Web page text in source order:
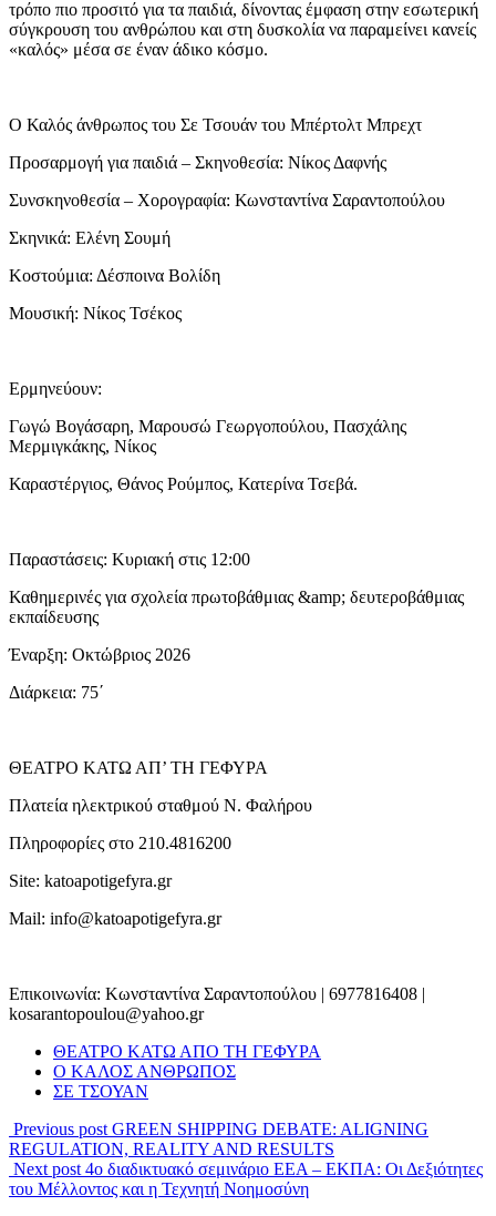
τρόπο πιο προσιτό για τα παιδιά, δίνοντας έμφαση στην εσωτερική
σύγκρουση του ανθρώπου και στη δυσκολία να παραμείνει κανείς
«καλός» μέσα σε έναν άδικο κόσμο.
Ο Καλός άνθρωπος του Σε Τσουάν του Μπέρτολτ Μπρεχτ
Προσαρμογή για παιδιά – Σκηνοθεσία: Νίκος Δαφνής
Συνσκηνοθεσία – Χορογραφία: Κωνσταντίνα Σαραντοπούλου
Σκηνικά: Ελένη Σουμή
Κοστούμια: Δέσποινα Βολίδη
Μουσική: Νίκος Τσέκος
Ερμηνεύουν:
Γωγώ Βογάσαρη, Μαρουσώ Γεωργοπούλου, Πασχάλης
Μερμιγκάκης, Νίκος
Καραστέργιος, Θάνος Ρούμπος, Κατερίνα Τσεβά.
Παραστάσεις: Κυριακή στις 12:00
Καθημερινές για σχολεία πρωτοβάθμιας &amp; δευτεροβάθμιας
εκπαίδευσης
Έναρξη: Οκτώβριος 2026
Διάρκεια: 75΄
ΘΕΑΤΡΟ ΚΑΤΩ ΑΠ’ ΤΗ ΓΕΦΥΡΑ
Πλατεία ηλεκτρικού σταθμού Ν. Φαλήρου
Πληροφορίες στο 210.4816200
Site: katoapotigefyra.gr
Mail: info@katoapotigefyra.gr
Επικοινωνία: Kωνσταντίνα Σαραντοπούλου | 6977816408 |
kosarantopoulou@yahoo.gr
ΘΕΑΤΡΟ ΚΑΤΩ ΑΠΟ ΤΗ ΓΕΦΥΡΑ
Ο ΚΑΛΟΣ ΑΝΘΡΩΠΟΣ
ΣΕ ΤΣΟΥΑΝ
Previous post GREEN SHIPPING DEBATE: ALIGNING
REGULATION, REALITY AND RESULTS
Next post 4ο διαδικτυακό σεμινάριο ΕΕΑ – ΕΚΠΑ: Οι Δεξιότητες
του Μέλλοντος και η Τεχνητή Νοημοσύνη